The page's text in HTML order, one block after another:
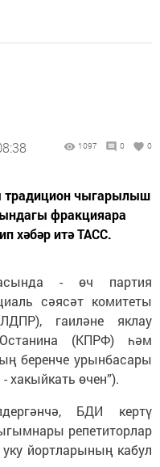
1097 0 0
традицион чыгарылыш
фракцияара
хәбәр итә ТАСС.
- өч партия
сәясәт комитеты
гаиләне яклау
(КПРФ) һәм
беренче урынбасары
хакыйкать өчен”).
БДИ кертү
репетиторлар
йортларының кабул